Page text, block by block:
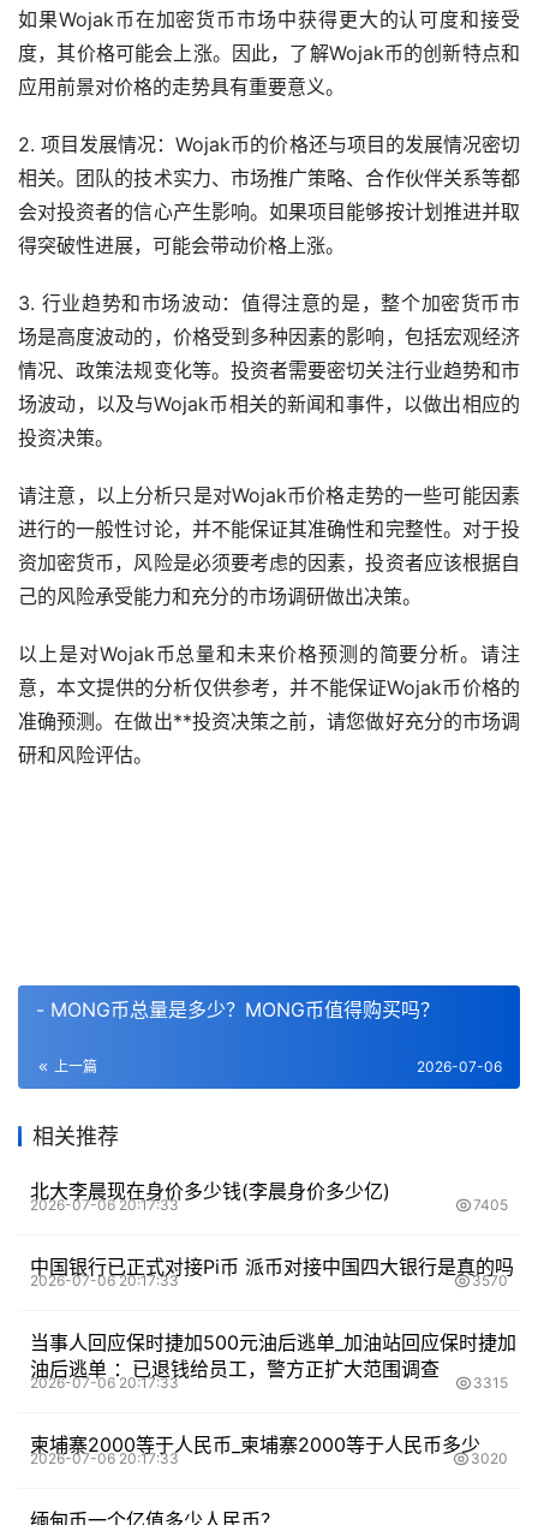
如果Wojak币在加密货币市场中获得更大的认可度和接受
度，其价格可能会上涨。因此，了解Wojak币的创新特点和
应用前景对价格的走势具有重要意义。
2. 项目发展情况：Wojak币的价格还与项目的发展情况密切
相关。团队的技术实力、市场推广策略、合作伙伴关系等都
会对投资者的信心产生影响。如果项目能够按计划推进并取
得突破性进展，可能会带动价格上涨。
3. 行业趋势和市场波动：值得注意的是，整个加密货币市
场是高度波动的，价格受到多种因素的影响，包括宏观经济
情况、政策法规变化等。投资者需要密切关注行业趋势和市
场波动，以及与Wojak币相关的新闻和事件，以做出相应的
投资决策。
请注意，以上分析只是对Wojak币价格走势的一些可能因素
进行的一般性讨论，并不能保证其准确性和完整性。对于投
资加密货币，风险是必须要考虑的因素，投资者应该根据自
己的风险承受能力和充分的市场调研做出决策。
以上是对Wojak币总量和未来价格预测的简要分析。请注
意，本文提供的分析仅供参考，并不能保证Wojak币价格的
准确预测。在做出**投资决策之前，请您做好充分的市场调
研和风险评估。
- MONG币总量是多少？MONG币值得购买吗？
上一篇 2026-07-06
相关推荐
北大李晨现在身价多少钱(李晨身价多少亿)
2026-07-06 20:17:33 7405
中国银行已正式对接Pi币 派币对接中国四大银行是真的吗
2026-07-06 20:17:33 3570
当事人回应保时捷加500元油后逃单_加油站回应保时捷加
油后逃单 ：已退钱给员工，警方正扩大范围调查
2026-07-06 20:17:33 3315
柬埔寨2000等于人民币_柬埔寨2000等于人民币多少
2026-07-06 20:17:33 3020